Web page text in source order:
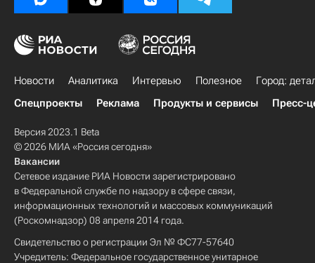
Новости Аналитика Интервью Полезное
Город:
Спецпроекты
Реклама Продукты и сервисы Пресс-
Версия 2023.1 Beta
© 2026 МИА «Россия сегодня»
Вакансии
Сетевое издание РИА Новости зарегистрировано
в Федеральной службе по надзору в сфере связи,
информационных технологий и массовых коммуникаций
(Роскомнадзор) 08 апреля 2014 года.
Свидетельство о регистрации Эл № ФС77-57640
Учредитель: Федеральное государственное унитарное